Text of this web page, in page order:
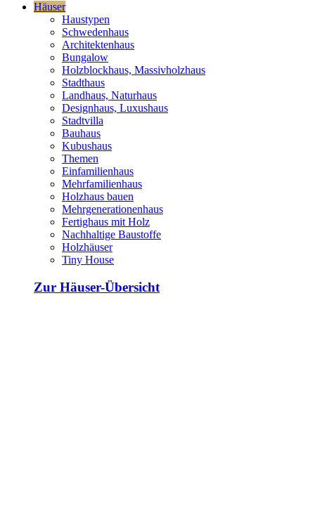
Häuser
Haustypen
Schwedenhaus
Architektenhaus
Bungalow
Holzblockhaus, Massivholzhaus
Stadthaus
Landhaus, Naturhaus
Designhaus, Luxushaus
Stadtvilla
Bauhaus
Kubushaus
Themen
Einfamilienhaus
Mehrfamilienhaus
Holzhaus bauen
Mehrgenerationenhaus
Fertighaus mit Holz
Nachhaltige Baustoffe
Holzhäuser
Tiny House
Zur Häuser-Übersicht